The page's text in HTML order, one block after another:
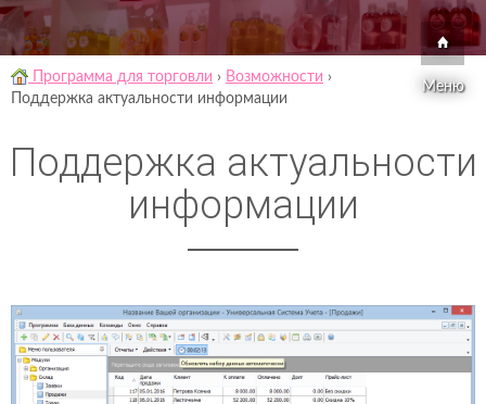
Меню
Программа для торговли › Возможности ›
Поддержка актуальности информации
Поддержка актуальности
информации